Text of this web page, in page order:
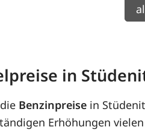
in
Benzinpreise in
Erhöhungen